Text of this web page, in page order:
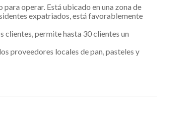
operar. Está ubicado en una zona de
expatriados, está favorablemente
clientes, permite hasta 30 clientes un
proveedores locales de pan, pasteles y